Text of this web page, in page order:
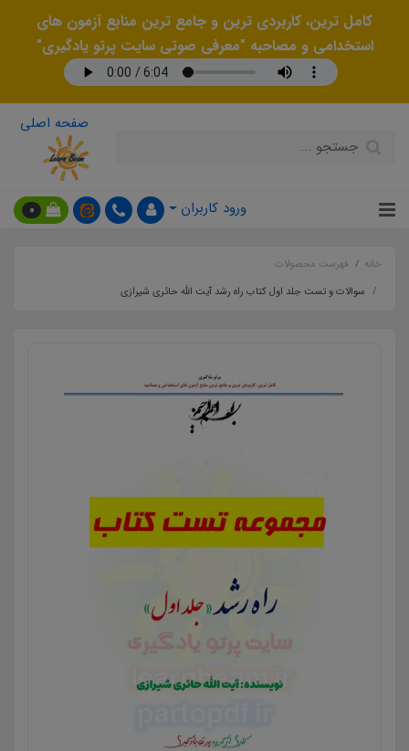
کامل ترین، کاربردی ترین و جامع ترین منابع آزمون های
استخدامی و مصاحبه "معرفی صوتی سایت پرتو یادگیری"
صفحه اصلی
ورود کاربران 0
خانه
فهرست محصولات
سوالات و تست جلد اول کتاب راه رشد آیت الله حائری شیرازی